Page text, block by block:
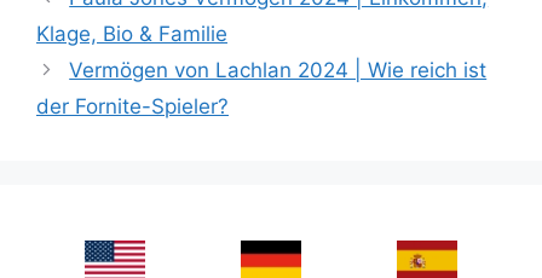
Klage, Bio & Familie
Vermögen von Lachlan 2024 | Wie reich ist
der Fornite-Spieler?